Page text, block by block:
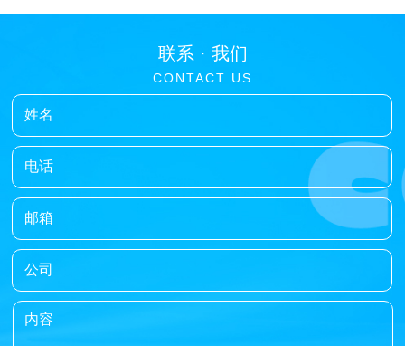
联系 · 我们
CONTACT US